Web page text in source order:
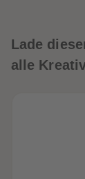
Lade
alle